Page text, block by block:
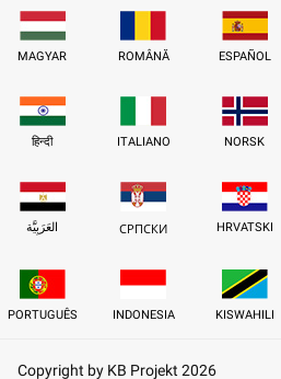
MAGYAR ROMÂNĂ ESPAÑOL
हिन्दी ITALIANO NORSK
العَرَبِيَّة СРПСКИ HRVATSKI
PORTUGUÊS INDONESIA KISWAHILI
Copyright by KB Projekt 2026